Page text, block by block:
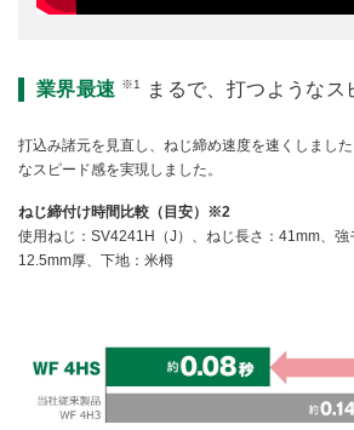
業界最速 ※1 まるで、打つようなス
打込み諸元を見直し、ねじ締め速度を速くしまし
なスピード感を実現しました。
ねじ締付け時間比較（目安） ※2
使用ねじ：SV4241H（J）、ねじ長さ：41mm、強
12.5mm厚、下地：米栂